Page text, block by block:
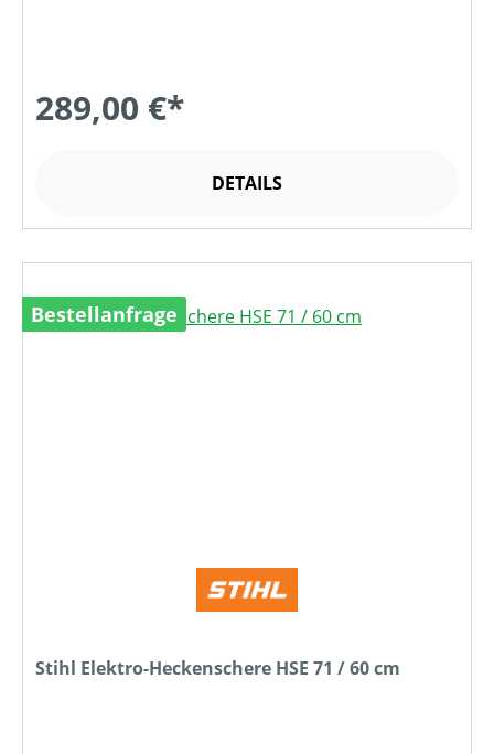
289,00 €*
DETAILS
Bestellanfrage
Stihl Elektro-Heckenschere HSE 71 / 60 cm